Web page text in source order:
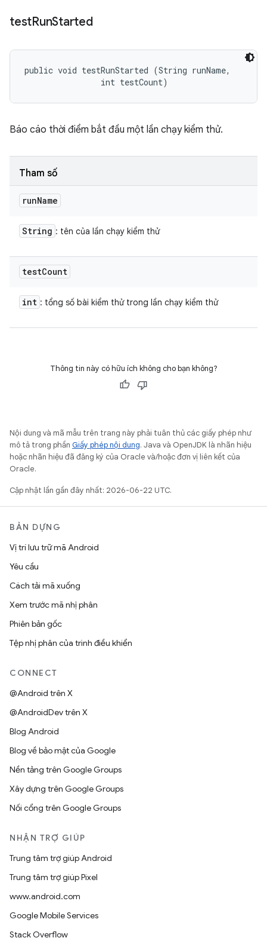
testRunStarted
public void testRunStarted (String runName,
                int testCount)
Báo cáo thời điểm bắt đầu một lần chạy kiểm thử.
Tham số
runName
String : tên của lần chạy kiểm thử
testCount
int : tổng số bài kiểm thử trong lần chạy kiểm thử
Thông tin này có hữu ích không cho bạn không?
Nội dung và mã mẫu trên trang này phải tuân thủ các giấy phép như
mô tả trong phần Giấy phép nội dung. Java và OpenJDK là nhãn hiệu
hoặc nhãn hiệu đã đăng ký của Oracle và/hoặc đơn vị liên kết của
Oracle.
Cập nhật lần gần đây nhất: 2026-06-22 UTC.
BẢN DỰNG
Vị trí lưu trữ mã Android
Yêu cầu
Cách tải mã xuống
Xem trước mã nhị phân
Phiên bản gốc
Tệp nhị phân của trình điều khiển
CONNECT
@Android trên X
@AndroidDev trên X
Blog Android
Blog về bảo mật của Google
Nền tảng trên Google Groups
Xây dựng trên Google Groups
Nối cổng trên Google Groups
NHẬN TRỢ GIÚP
Trung tâm trợ giúp Android
Trung tâm trợ giúp Pixel
www.android.com
Google Mobile Services
Stack Overflow